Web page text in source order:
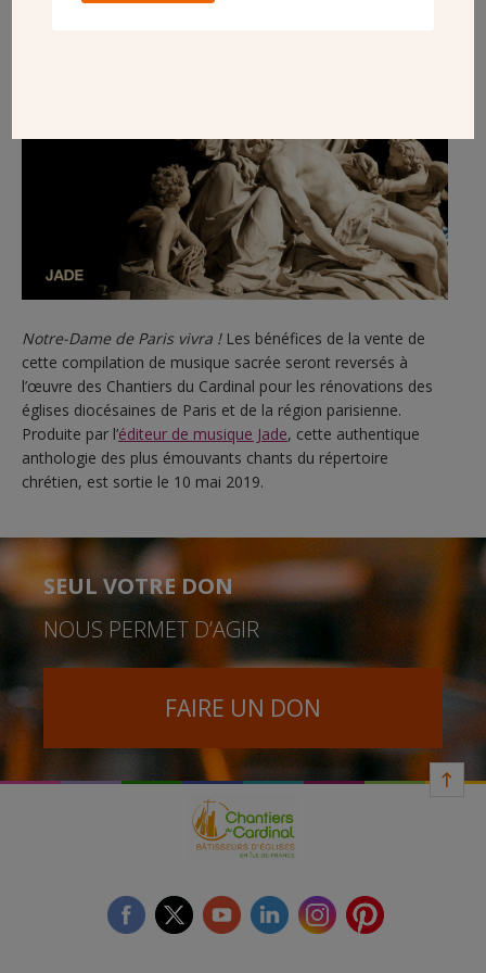
Notre-Dame de Paris vivra !Les bénéfices de la vente de
cette compilation de musique sacrée seront reversés à
l’œuvre des Chantiers du Cardinal pour les rénovations des
églises diocésaines de Paris et de la région parisienne.
Produite par l’éditeur de musique Jade, cette authentique
anthologie des plus émouvants chants du répertoire
chrétien, est sortie le 10 mai 2019.
SEUL VOTRE DON
NOUS PERMET D’AGIR
FAIRE UN DON